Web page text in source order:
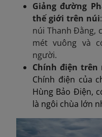
Giảng đường
thế giới trên núi
núi Thanh Đằng,
mét vuông và
người.
Chính điện
Chính điện của
Hùng Bảo Điện,
là ngôi chùa lớn